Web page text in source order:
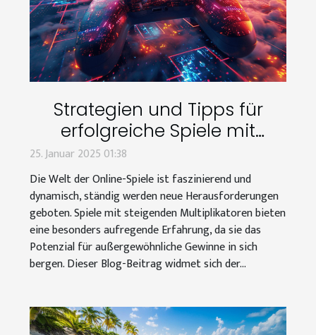
Strategien und Tipps für
erfolgreiche Spiele mit
steigenden Multiplikatoren
25. Januar 2025 01:38
Die Welt der Online-Spiele ist faszinierend und
dynamisch, ständig werden neue Herausforderungen
geboten. Spiele mit steigenden Multiplikatoren bieten
eine besonders aufregende Erfahrung, da sie das
Potenzial für außergewöhnliche Gewinne in sich
bergen. Dieser Blog-Beitrag widmet sich der...